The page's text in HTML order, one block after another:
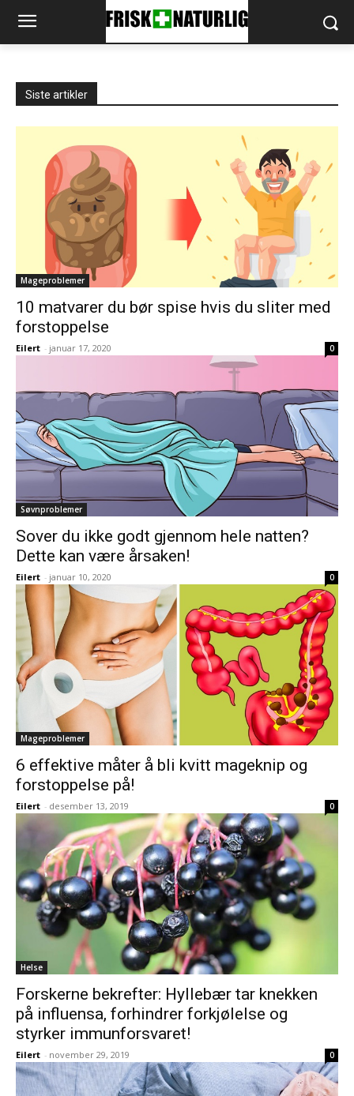
Siste artikler
Mageproblemer
10 matvarer du bør spise hvis du sliter med
forstoppelse
Eilert - januar 17, 2020 0
Søvnproblemer
Sover du ikke godt gjennom hele natten?
Dette kan være årsaken!
Eilert - januar 10, 2020 0
Mageproblemer
6 effektive måter å bli kvitt mageknip og
forstoppelse på!
Eilert - desember 13, 2019 0
Helse
Forskerne bekrefter: Hyllebær tar knekken
på influensa, forhindrer forkjølelse og
styrker immunforsvaret!
Eilert - november 29, 2019 0